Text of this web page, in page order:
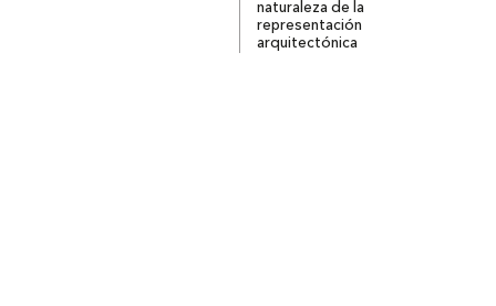
naturaleza de la
representación
arquitectónica